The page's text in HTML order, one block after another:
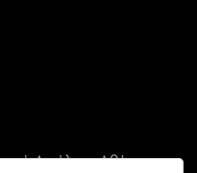
Αιγάλεω, Αθήνα,